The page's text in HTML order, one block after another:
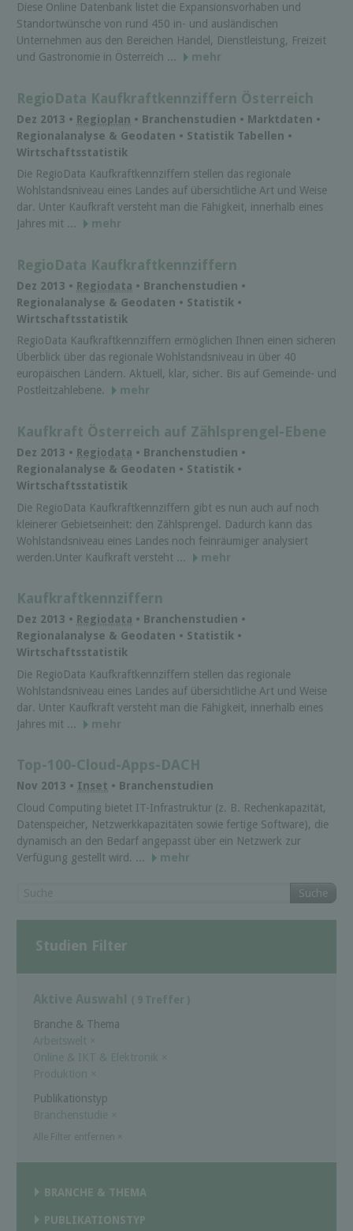
Diese Online Datenbank listet die Expansionsvorhaben und
Standortwünsche von rund 450 in- und ausländischen
Unternehmen aus den Bereichen Handel, Dienstleistung, Freizeit
und Gastronomie in Österreich ...
mehr
RegioData Kaufkraftkennziffern Österreich
Dez 2013 • Regioplan • Branchenstudien • Marktdaten •
Regionalanalyse & Geodaten • Statistik Tabellen •
Wirtschaftsstatistik
Die RegioData Kaufkraftkennziffern stellen das regionale
Wohlstandsniveau eines Landes auf übersichtliche Art und Weise
dar. Unter Kaufkraft versteht man die Fähigkeit, innerhalb eines
Jahres mit ...
mehr
RegioData Kaufkraftkennziffern
Dez 2013 • Regiodata • Branchenstudien •
Regionalanalyse & Geodaten • Statistik •
Wirtschaftsstatistik
RegioData Kaufkraftkennziffern ermöglichen Ihnen einen sicheren
Überblick über das regionale Wohlstandsniveau in über 40
europäischen Ländern. Aktuell, klar, sicher. Bis auf Gemeinde- und
Postleitzahlebene.
mehr
Kaufkraft Österreich auf Zählsprengel-Ebene
Dez 2013 • Regiodata • Branchenstudien •
Regionalanalyse & Geodaten • Statistik •
Wirtschaftsstatistik
Die RegioData Kaufkraftkennziffern gibt es nun auch auf noch
kleinerer Gebietseinheit: den Zählsprengel. Dadurch kann das
Wohlstandsniveau eines Landes noch feinräumiger analysiert
werden.Unter Kaufkraft versteht ...
mehr
Kaufkraftkennziffern
Dez 2013 • Regiodata • Branchenstudien •
Regionalanalyse & Geodaten • Statistik •
Wirtschaftsstatistik
Die RegioData Kaufkraftkennziffern stellen das regionale
Wohlstandsniveau eines Landes auf übersichtliche Art und Weise
dar. Unter Kaufkraft versteht man die Fähigkeit, innerhalb eines
Jahres mit ...
mehr
Top-100-Cloud-Apps-DACH
Nov 2013 • Inset • Branchenstudien
Cloud Computing bietet IT-Infrastruktur (z. B. Rechenkapazität,
Datenspeicher, Netzwerkkapazitäten sowie fertige Software), die
dynamisch an den Bedarf angepasst über ein Netzwerk zur
Verfügung gestellt wird. ...
mehr
Suche
Studien Filter
Aktive Auswahl ( 9 Treffer )
Branche & Thema
Arbeitswelt ×
Online & IKT & Elektronik ×
Produktion ×
Publikationstyp
Branchenstudie ×
BRANCHE & THEMA
PUBLIKATIONSTYP